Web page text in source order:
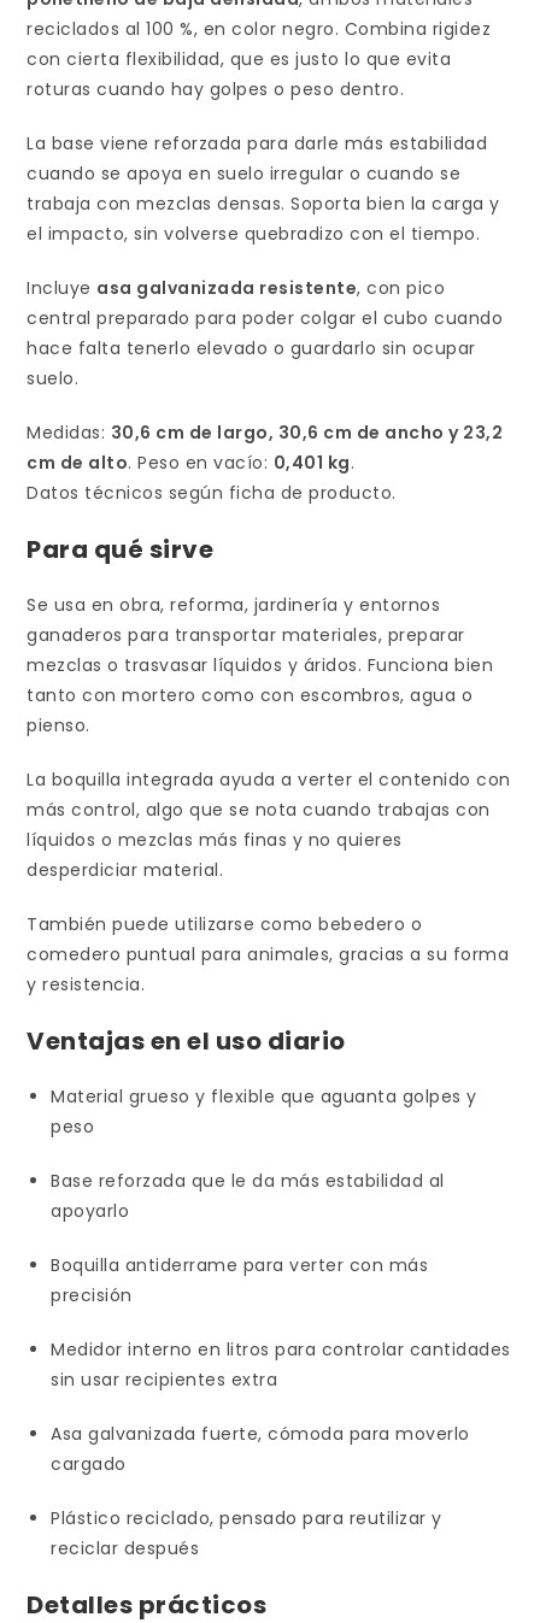
reciclados al 100 %, en color negro. Combina rigidez
con cierta flexibilidad, que es justo lo que evita
roturas cuando hay golpes o peso dentro.
La base viene reforzada para darle más estabilidad
cuando se apoya en suelo irregular o cuando se
trabaja con mezclas densas. Soporta bien la carga y
el impacto, sin volverse quebradizo con el tiempo.
Incluye asa galvanizada resistente, con pico
central preparado para poder colgar el cubo cuando
hace falta tenerlo elevado o guardarlo sin ocupar
suelo.
Medidas: 30,6 cm de largo, 30,6 cm de ancho y 23,2
cm de alto. Peso en vacío: 0,401 kg.
Datos técnicos según ficha de producto.
Para qué sirve
Se usa en obra, reforma, jardinería y entornos
ganaderos para transportar materiales, preparar
mezclas o trasvasar líquidos y áridos. Funciona bien
tanto con mortero como con escombros, agua o
pienso.
La boquilla integrada ayuda a verter el contenido con
más control, algo que se nota cuando trabajas con
líquidos o mezclas más finas y no quieres
desperdiciar material.
También puede utilizarse como bebedero o
comedero puntual para animales, gracias a su forma
y resistencia.
Ventajas en el uso diario
Material grueso y flexible que aguanta golpes y
peso
Base reforzada que le da más estabilidad al
apoyarlo
Boquilla antiderrame para verter con más
precisión
Medidor interno en litros para controlar cantidades
sin usar recipientes extra
Asa galvanizada fuerte, cómoda para moverlo
cargado
Plástico reciclado, pensado para reutilizar y
reciclar después
Detalles prácticos